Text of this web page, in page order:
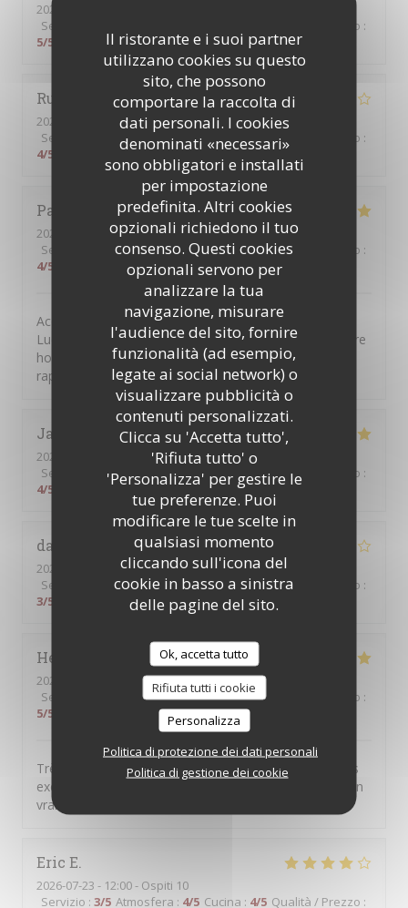
Il ristorante e i suoi partner
utilizzano cookies su questo
sito, che possono
comportare la raccolta di
dati personali. I cookies
denominati «necessari»
sono obbligatori e installati
per impostazione
predefinita. Altri cookies
opzionali richiedono il tuo
consenso. Questi cookies
opzionali servono per
analizzare la tua
navigazione, misurare
l'audience del sito, fornire
funzionalità (ad esempio,
legate ai social network) o
visualizzare pubblicità o
contenuti personalizzati.
Clicca su 'Accetta tutto',
'Rifiuta tutto' o
'Personalizza' per gestire le
tue preferenze. Puoi
modificare le tue scelte in
qualsiasi momento
cliccando sull'icona del
cookie in basso a sinistra
delle pagine del sito.
Ok, accetta tutto
Rifiuta tutti i cookie
Personalizza
Politica di protezione dei dati personali
Politica di gestione dei cookie
2026-07-31
Servizio
Qualità / Prezzo :
5/5
Rui
2026-07-31
- 12:30 - Ospiti 2
Servizio
Atmosfera: 4/5 Cucina: 4/5 Qualità / Prezzo :
4/5
Paul
2026-08-01
- 19:30 - Ospiti 2
Servizio
Atmosfera:4 /5 Cucina:5/5 Qualità / Prezzo :
4/5
Accueil chaleureux, service attentionné et efficace par
Ludovic, repas classique généreux et goûteux et facture
honnête. C'est certainement une bonne adresse à se
rappeler dans le 8e, tout près de l'Olympia.
Jade
2026-07-30
- 12:15 - Ospiti 2
Servizio
/5 Atmosfera:5/5 Cucina: 5/5 Qualità / Prezzo :
4/5
david
2026-07-27
- 19:00 - Ospiti 3
Servizio
Atmosfera: 3/5 Cucina:3/5 Qualità / Prezzo :
3/5
Helen
2026-07-25
- 12:15 - Ospiti 4
Servizio
Atmosfera:5/5 Cucina:5/5 Qualità / Prezzo :
5/5
Très bon bistro typique. Entrées, plats et desserts tous
excellents . Service impeccable, souriant, accueillant, un
vrai plaisir.
Eric E
2026-07-23 - 12:00 - Ospiti 10
Servizio : 3/5 Atmosfera : 4/5 Cucina : 4/5 Qualità / Prezzo :